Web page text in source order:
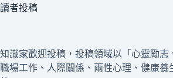
讀者投稿
知識家歡迎投稿，投稿領域以「心靈勵志
職場工作、人際關係、兩性心理、健康養